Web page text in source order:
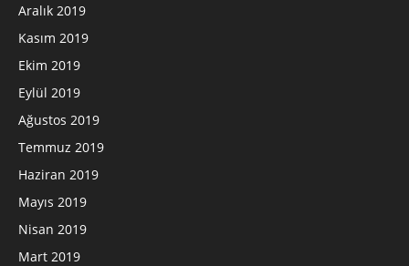
Aralık 2019
Kasım 2019
Ekim 2019
Eylül 2019
Ağustos 2019
Temmuz 2019
Haziran 2019
Mayıs 2019
Nisan 2019
Mart 2019